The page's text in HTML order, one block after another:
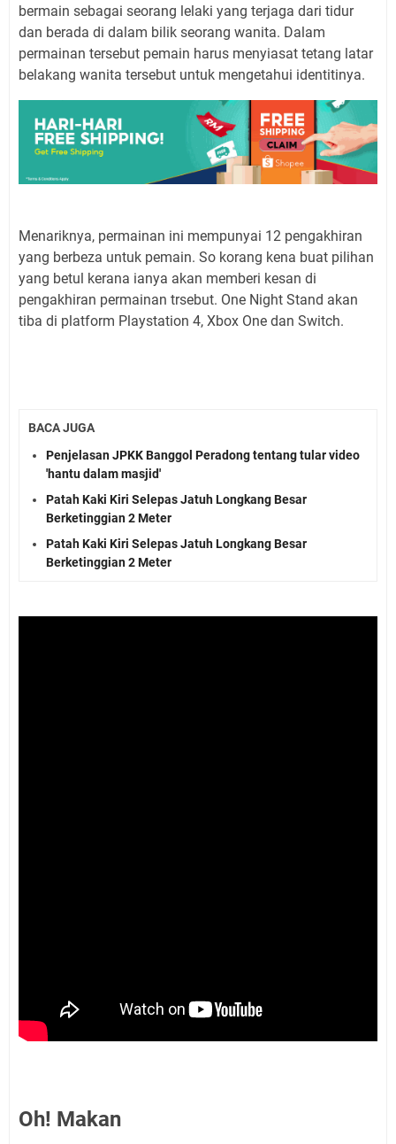
bermain sebagai seorang lelaki yang terjaga dari tidur
dan berada di dalam bilik seorang wanita. Dalam
permainan tersebut pemain harus menyiasat tetang latar
belakang wanita tersebut untuk mengetahui identitinya.
Menariknya, permainan ini mempunyai 12 pengakhiran
yang berbeza untuk pemain. So korang kena buat pilihan
yang betul kerana ianya akan memberi kesan di
pengakhiran permainan trsebut. One Night Stand akan
tiba di platform Playstation 4, Xbox One dan Switch.
BACA JUGA
Penjelasan JPKK Banggol Peradong tentang tular video
'hantu dalam masjid'
Patah Kaki Kiri Selepas Jatuh Longkang Besar
Berketinggian 2 Meter
Patah Kaki Kiri Selepas Jatuh Longkang Besar
Berketinggian 2 Meter
Oh! Makan